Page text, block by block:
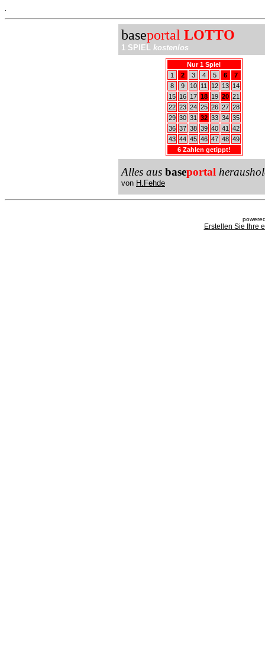
baseportal LOTTO
1 SPIEL kostenlos
Nur 1 Spiel
1
2 3 4 5 6
7
8
9 10 11 12 13
14
15
16 17 18 19 20 21
22 23 24 25 26 27 28
29 30 31 32 33 34 35
36 37 38 39 40 41
42
43 44 45 46 47 48 49
6 Zahlen getippt!
Alles aus baseportal
von H.Fehde
Erstellen Sie Ihre